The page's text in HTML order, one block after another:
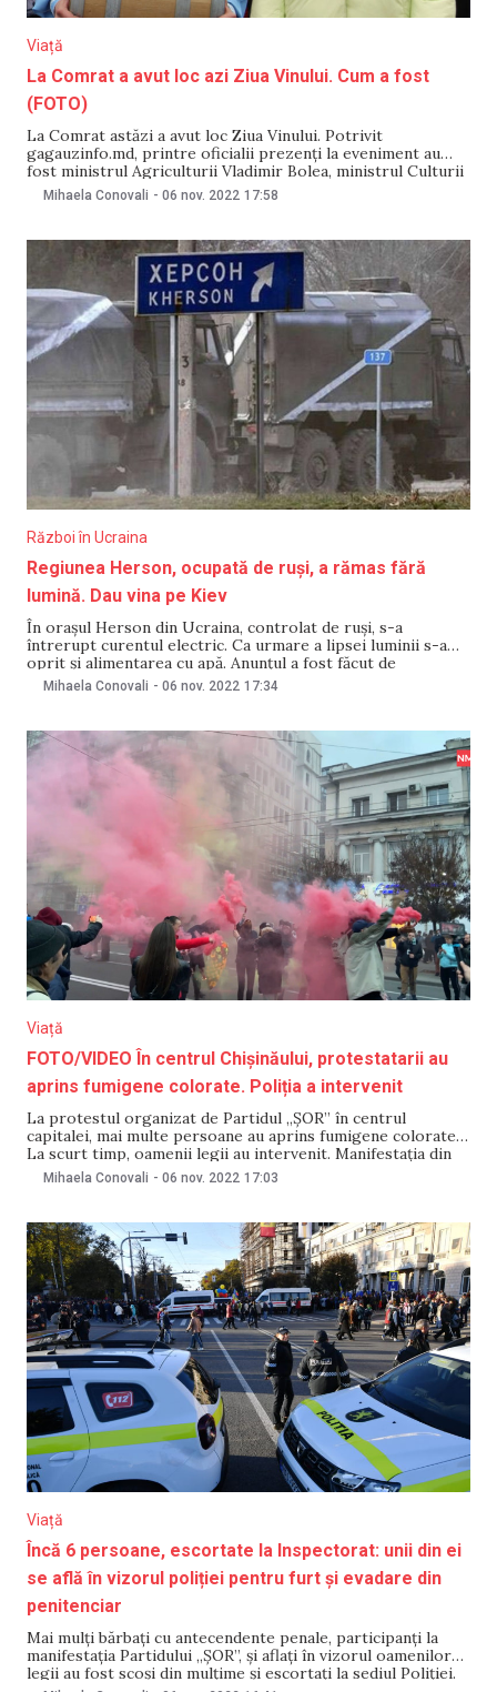
Viață
La Comrat a avut loc azi Ziua Vinului. Cum a fost
(FOTO)
La Comrat astăzi a avut loc Ziua Vinului. Potrivit
gagauzinfo.md, printre oficialii prezenți la eveniment au
fost ministrul Agriculturii Vladimir Bolea, ministrul Culturii
Sergiu Prodan, ambasadorul Statelor Unite ale Americii la
o ocazie frumoasă
Mihaela Conovali - 06 nov. 2022 17:58
Război în Ucraina
Regiunea Herson, ocupată de ruși, a rămas fără
lumină. Dau vina pe Kiev
În orașul Herson din Ucraina, controlat de ruși, s-a
întrerupt curentul electric. Ca urmare a lipsei luminii s-a
oprit și alimentarea cu apă. Anunțul a fost făcut de
administrația rusă, scrie BBC. Reprezentanții administrației
Mihaela Conovali - 06 nov. 2022 17:34
Viață
FOTO/VIDEO În centrul Chișinăului, protestatarii au
aprins fumigene colorate. Poliția a intervenit
La protestul organizat de Partidul „ȘOR” în centrul
capitalei, mai multe persoane au aprins fumigene colorate.
La scurt timp, oamenii legii au intervenit. Manifestația din
centrul capitalei s-a încheiat pe fundalul imnului Republicii
Moldova. Totodată, protestatarii au aprins fumigene.
manifestanții care
Mihaela Conovali - 06 nov. 2022 17:03
Viață
Încă 6 persoane, escortate la Inspectorat: unii din ei
se află în vizorul poliției pentru furt și evadare din
penitenciar
Mai mulți bărbați cu antecendente penale, participanți la
manifestația Partidului „ȘOR”, și aflați în vizorul oamenilor
legii au fost scoși din mulțime și escortați la sediul Poliției.